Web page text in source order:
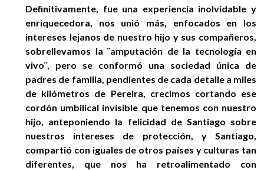
Definitivamente, fue una experiencia inolvidable y
enriquecedora, nos unió más, enfocados en los
intereses lejanos de nuestro hijo y sus compañeros,
sobrellevamos la ¨amputación de la tecnología en
vivo¨, pero se conformó una sociedad única de
padres de familia, pendientes de cada detalle a miles
de kilómetros de Pereira, crecimos cortando ese
cordón umbilical invisible que tenemos con nuestro
hijo, anteponiendo la felicidad de Santiago sobre
nuestros intereses de protección, y Santiago,
compartió con iguales de otros países y culturas tan
diferentes, que nos ha retroalimentado con